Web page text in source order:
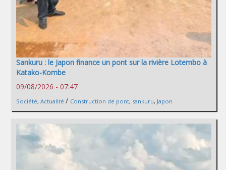
Sankuru : le Japon finance un pont sur la rivière Lotembo à
Katako-Kombe
09/08/2026 - 07:47
Société, Actualité / Construction de pont, sankuru, Japon